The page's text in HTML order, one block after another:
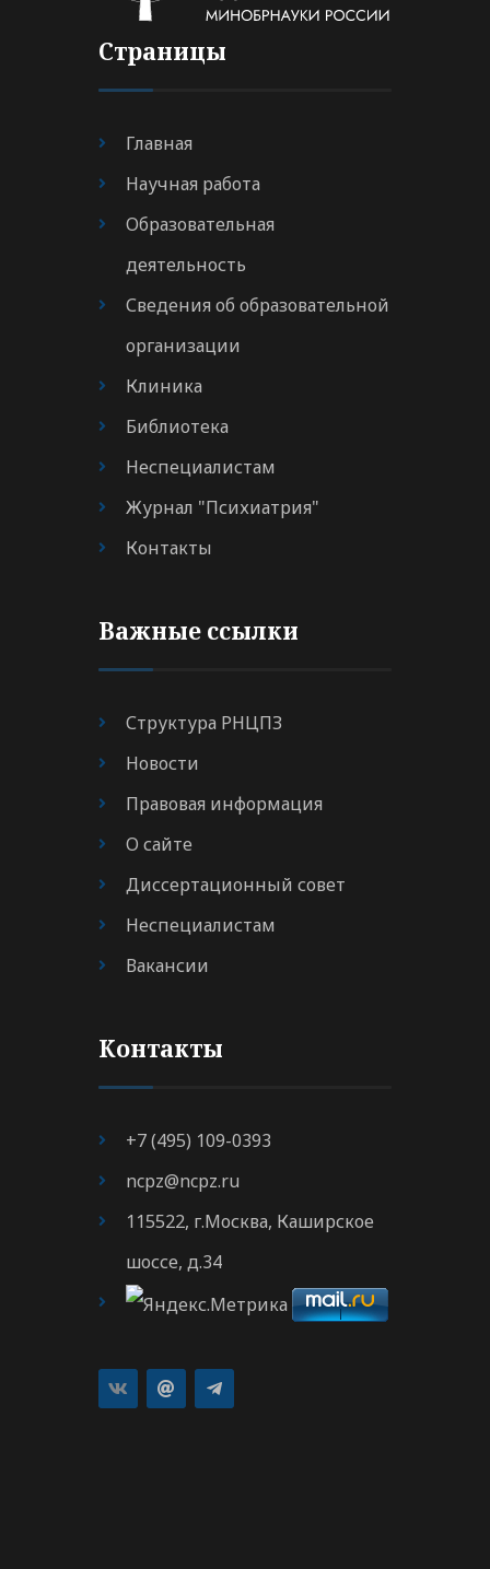
Страницы
Главная
Научная работа
Образовательная
деятельность
Сведения об образовательной
организации
Клиника
Библиотека
Неспециалистам
Журнал "Психиатрия"
Контакты
Важные ссылки
Структура РНЦПЗ
Новости
Правовая информация
О сайте
Диссертационный совет
Неспециалистам
Вакансии
Контакты
+7 (495) 109-0393
ncpz@ncpz.ru
115522, г.Москва, Каширское
шоссе, д.34